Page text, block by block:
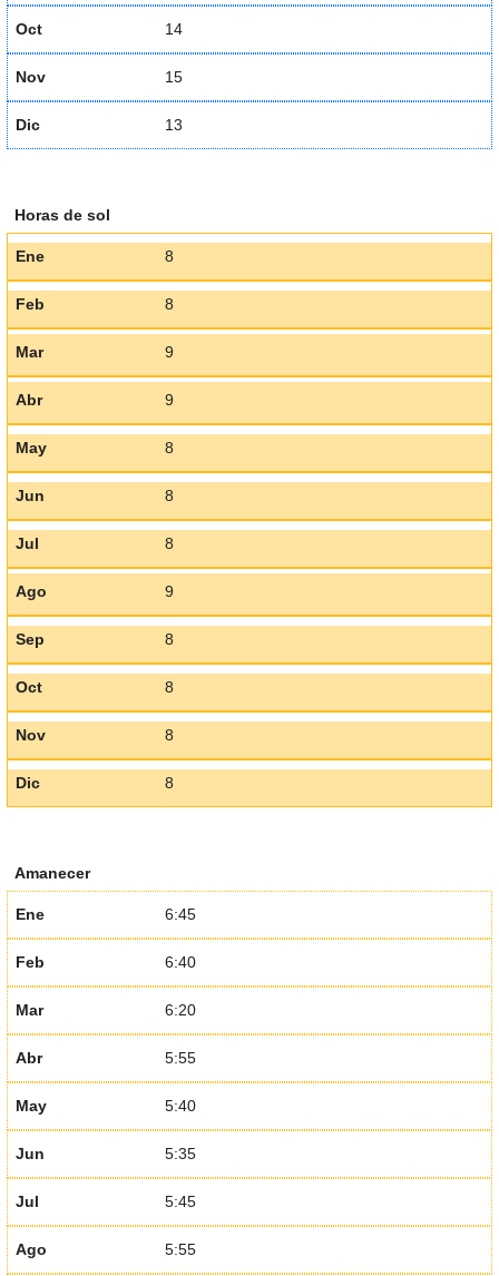
Oct 14
Nov 15
Dic 13
Horas de sol
Ene 8
Feb 8
Mar 9
Abr 9
May 8
Jun 8
Jul 8
Ago 9
Sep 8
Oct 8
Nov 8
Dic 8
Amanecer
Ene 6:45
Feb 6:40
Mar 6:20
Abr 5:55
May 5:40
Jun 5:35
Jul 5:45
Ago 5:55